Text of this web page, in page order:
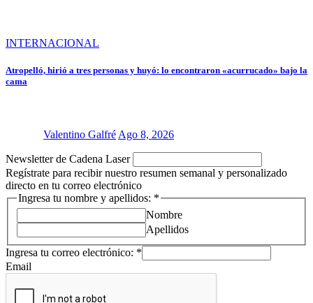
INTERNACIONAL
Atropelló, hirió a tres personas y huyó: lo encontraron «acurrucado» bajo la
cama
Valentino Galfré Ago 8, 2026
Newsletter de Cadena Laser
Regístrate para recibir nuestro resumen semanal y personalizado
directo en tu correo electrónico
Ingresa
nombre
correo
Ingresa tu nombre y apellidos: *
Nombre
Apellidos
Ingresa tu correo electrónico: *
Email